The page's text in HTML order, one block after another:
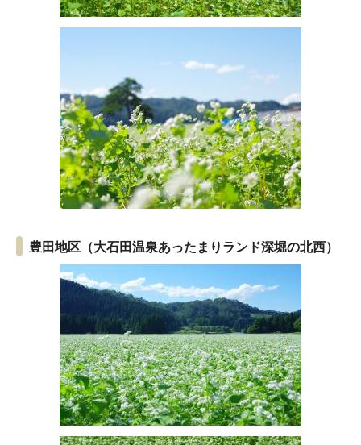
豊田地区（大石田温泉あったまりランド深堀の北西）